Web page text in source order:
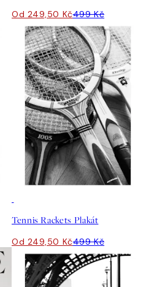
Od 249,50 Kč499 Kč
Tennis Rackets Plakát
Od 249,50 Kč499 Kč